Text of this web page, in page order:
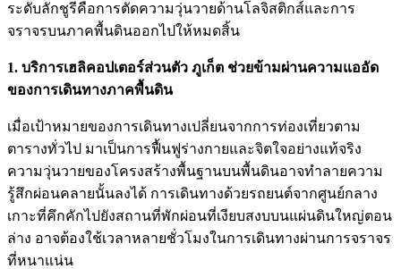
ระดับลักชูรีคือการตัดความวุ่นวายด้านโลจิสติกส์และการ
จราจรบนภาคพื้นดินออกไปให้หมดสิ้น
1. บริการเฮลิคอปเตอร์ส่วนตัว ภูเก็ต ช่วยข้ามผ่านความแออัด
ของการเดินทางภาคพื้นดิน
เมื่อเป้าหมายของการเดินทางเปลี่ยนจากการท่องเที่ยวตาม
ตารางทั่วไป มาเป็นการฟื้นฟูร่างกายและจิตใจอย่างแท้จริง
ความวุ่นวายของโครงสร้างพื้นฐานบนพื้นดินอาจทำลายความ
รู้สึกผ่อนคลายนั้นลงได้ การเดินทางด้วยรถยนต์จากศูนย์กลาง
เกาะที่คึกคักไปยังสถานที่พักผ่อนที่เงียบสงบบนแผ่นดินใหญ่ตอน
ล่าง อาจต้องใช้เวลาหลายชั่วโมงในการเดินทางผ่านการจราจร
ที่หนาแน่น